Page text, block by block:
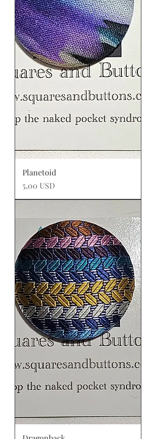
Planetoid
Prezzo
5,00 USD